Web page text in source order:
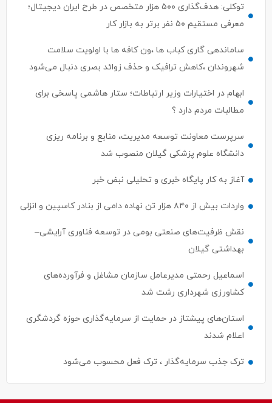
توکلی: هدف‌گذاری ۵۰۰ هزار متخصص در طرح ایران دیجیتال؛
معرفی مستقیم ۵۰ نفر برتر به بازار کار
ساماندهی گاری کباب ها ،ون کافه ها با اولویت سلامت
شهروندان ،کاهش ترافیک و حذف زوائد بصری دنبال می‌شود
ابهام در اختیارات وزیر ارتباطات؛ ستار هاشمی پاسخی برای
مطالبات مردم دارد ؟
سرپرست معاونت توسعه مدیریت، منابع و برنامه ریزی
دانشگاه علوم پزشکی گیلان منصوب شد
آغاز به کار پایگاه خبری و تحلیلی نبض خبر
واردات بیش از ۸۴۰ هزار تن نهاده دامی از بنادر كاسپین و انزلی
نقش ظرفیت‌های صنعتی بومی در توسعه فناوری آرایشی–
بهداشتی گیلان
اسماعیل رحمتی مدیرعامل سازمان مشاغل و فرآورده‌های
کشاورزی شهرداری رشت شد
استان‌های پیشتاز در حمایت از سرمایه‌گذاری حوزه گردشگری
اعلام شدند
ترک جذب سرمایه‌گذار ، ترک فعل محسوب می‌شود